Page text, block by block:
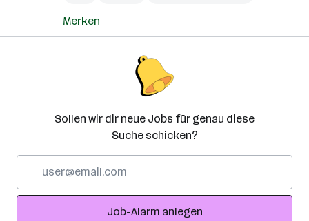
Merken
Sollen wir dir neue Jobs für genau diese
Suche schicken?
Adresse
Job-Alarm anlegen